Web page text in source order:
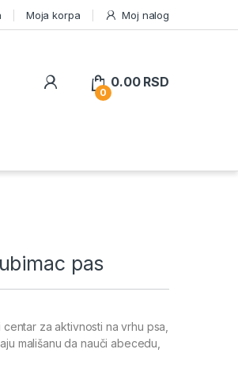
Moja korpa Moj nalog
0
0.00 RSD
pas
za aktivnosti na vrhu psa,
mališanu da nauči abecedu,